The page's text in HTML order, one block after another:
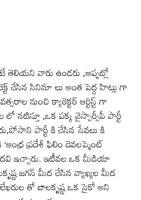
తెలియని వారు ఉండరు ,అప్పట్లో
చేసిన సినిమా లు అంత పెద్ద హిట్లు గా
నుంచి క్యారెక్టర్ ఆర్టిస్ట్ గా
,ఒక పక్క వైస్సార్సీపీ పార్టీ
పార్టీ కి చేసిన సేవలు కి
ప్రదేశ్ ఫిలిం డెవలప్మెంట్
ఇచ్చారు. ఇటీవల ఒక మీడియా
జగన్ మీద చేసిన వ్యాఖ్యల మీద
తో బాలకృష్ణ ఒక సైకో అని